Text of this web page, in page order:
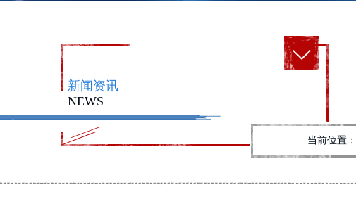
新闻资讯
NEWS
当前位置：